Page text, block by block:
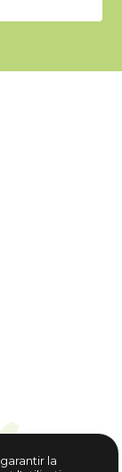
la